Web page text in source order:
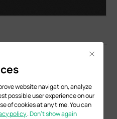
website navigation, analyze
possible user experience on our
of cookies at any time. You can
policy.Don’t show again
Close